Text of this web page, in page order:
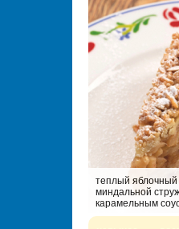
теплый яблочный
миндальной
карамельным